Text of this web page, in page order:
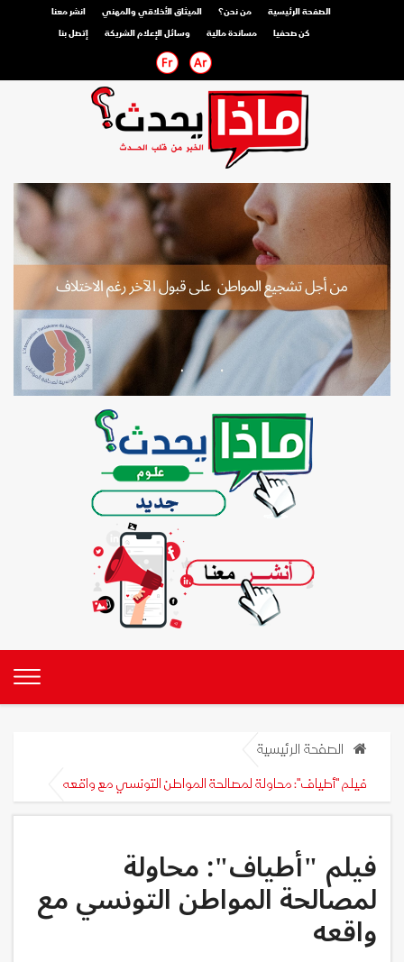
الصفحة الرئيسية من نحن؟ الميثاق الأخلاقي والمهني
انشر معنا
كن صحفيا
مساندة مالية وسائل الإعلام الشريكة إتصل بنا
الصفحة الرئيسية
فيلم "أطياف": محاولة لمصالحة المواطن التونسي مع واقعه
فيلم "أطياف": محاولة
لمصالحة المواطن التونسي مع
واقعه